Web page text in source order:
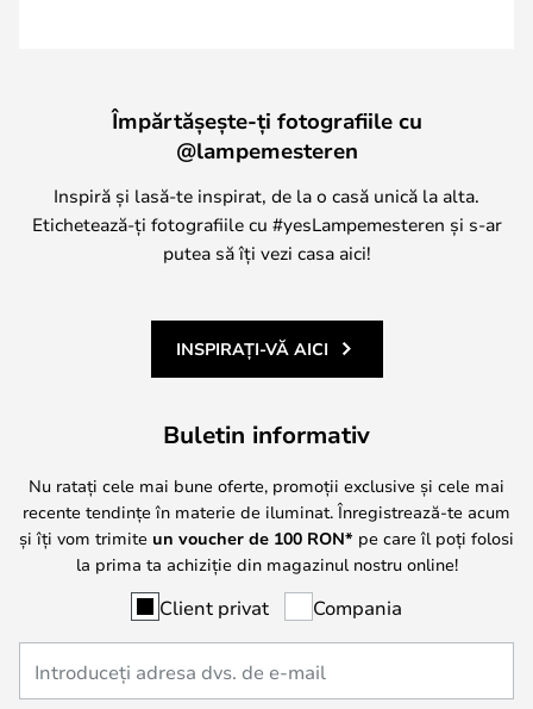
Împărtășește-ți fotografiile cu
@lampemesteren
Inspiră și lasă-te inspirat, de la o casă unică la alta.
Etichetează-ți fotografiile cu #yesLampemesteren și s-ar
putea să îți vezi casa aici!
INSPIRAȚI-VĂ AICI
Buletin informativ
Nu ratați cele mai bune oferte, promoții exclusive și cele mai
recente tendințe în materie de iluminat. Înregistrează-te acum
și îți vom trimite un voucher de 100 RON* pe care îl poți folosi
la prima ta achiziție din magazinul nostru online!
Client privat Compania